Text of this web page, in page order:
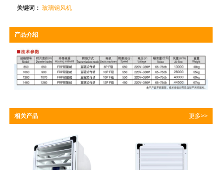
关键词：玻璃钢风机
产品介绍
相关产品 更多>>